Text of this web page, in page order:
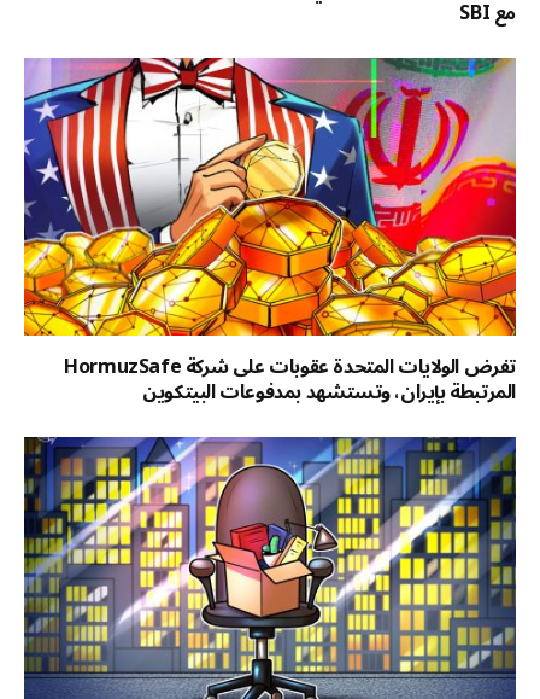
مع SBI
تفرض الولايات المتحدة عقوبات على شركة HormuzSafe
المرتبطة بإيران، وتستشهد بمدفوعات البيتكوين